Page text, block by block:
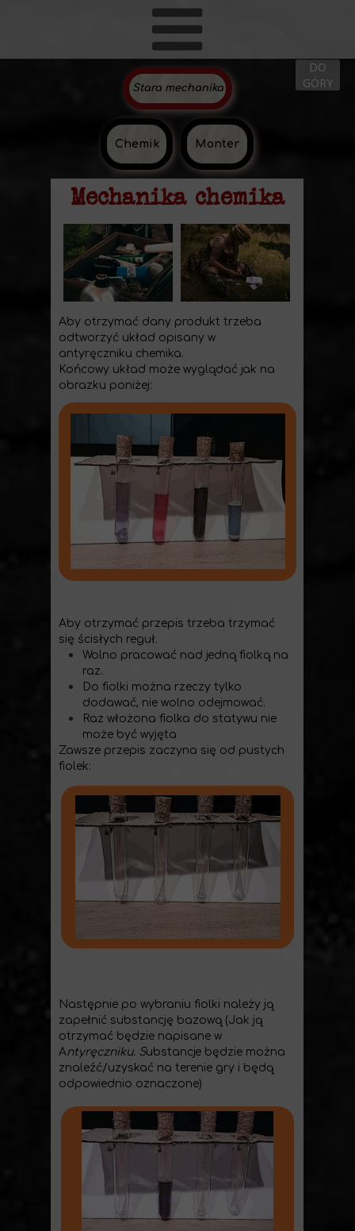
Aby otrzymać dany produkt trzeba
odtworzyć układ opisany w
antyręczniku chemika.
Końcowy układ może wyglądać jak na
obrazku poniżej:
Aby otrzymać przepis trzeba trzymać
się ścisłych reguł.
Wolno pracować nad jedną fiolką na
raz.
Do fiolki można rzeczy tylko
dodawać, nie wolno odejmować.
Raz włożona fiolka do statywu nie
może być wyjęta
Zawsze przepis zaczyna się od pustych
fiolek:
Następnie po wybraniu fiolki należy ją
zapełnić substancję bazową (Jak ją
otrzymać będzie napisane w
Antyręczniku. Substancje będzie można
znaleźć/uzyskać na terenie gry i będą
odpowiednio oznaczone)
DO
GÓRY
Stara mechanika
Mechanika chemika
Chemik Monter